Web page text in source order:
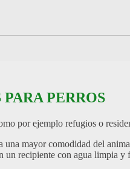
PARA PERROS
por ejemplo refugios o
mayor comodidad del
un recipiente con agua limpia y